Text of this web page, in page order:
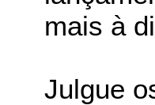
mais à
Julgue